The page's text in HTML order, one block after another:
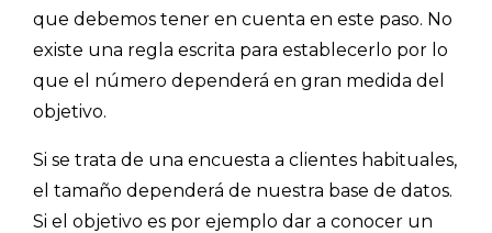
que debemos tener en cuenta en este paso. No
existe una regla escrita para establecerlo por lo
que el número dependerá en gran medida del
objetivo.
Si se trata de una encuesta a clientes habituales,
el tamaño dependerá de nuestra base de datos.
Si el objetivo es por ejemplo dar a conocer un